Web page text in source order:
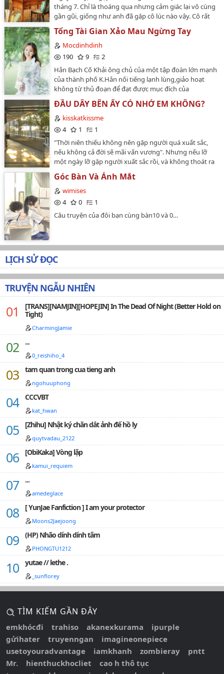
tháng 7. Chỉ là thoáng qua nhưng cảm giác lại vô cùng
gần gũi, giống như anh đã gặp cô lúc nào vậy. Cô rất
khó ưa, cứ như hai người là hai thái cực khác nhau .
Nhưng cô trông rất giống vị hôn thê của mình...và sự
thật là...…
Tổng Tài Gian Xảo Mau Ngừng Tay
Mocdinhdinh
190
9
2
Hắn Bạch Cố Khải ông chủ của một tập đoàn lớn mạnh
của thành phố K.Hắn nối tiếng lạnh lùng,giảo hoạt
không từ thủ đoạn để đạt được mục đích của
mình.Xung quanh hắn bao quanh mĩ nữ,phong
lưu,phóng túng thay đổi người tình như chớp
mắt.Hắn còn là thủ lĩnh của một tổ chức mafia ngầm
có tiếng trên thế giới.Tính tình lãnh bạc,máu lạnh và
đó là trò đùa qua đường nhưng khi hắn gặp được cô
Phương Thanh Đình mọi chuyện đã thay đổi...Cô
Phương Thanh Đình mới tốt nghiệp đại học khoa kinh
tế hiện giờ đang thất nghiệp ăn cơm chùa của bố
làm cô không may lại đụng phải chiếc xe thể thao đắt
tiền của một thiếu gia giàu có nào đó,vì không có tiền
bồi thường nên cô phải chấp nhận làm người hầu cho
hắn mà không biết mình đã rơi vào tròng từ lúc nào
lắp bắp,tay chân bủn rủn nhưng vẫn cương quyết
hùng hổ_Thì sao,muốn bồi thường?_Cô mồ hôi chảy
đầm đìahắn trầm mặc quan sát cô từ trên xuống
dưới,lắc đầu than nhẹ_Dựa vào bộ dạng này cô muốn
bồi thường sao?_Hắn vẫn lạnh băng nói chậm rãi
nhưng mà rõ ràng.........._Làm người hầu cho tôi một
năm để trả nợ đồng thời tôi sẽ thêm tiền lương cho
tuyệt_Đồng ý!Chỉ duy nhất một năm._Cô không suy
nghĩ trả lời hắn...........Không biết câu chuyện sẽ tiếp tục
ĐẦU DÂY BÊN ẤY CÓ NHỚ EM KHÔNG?
kisskatkissme
4
1
1
"Thời niên thiếu không nên gặp người quá xuất sắc,
nếu không cả đời sẽ mãi vấn vương". Nhưng nếu lỡ
một ngày lỡ gặp người xuất sắc rồi, và không thoát ra
được thì phải làm sao? Có những bức thư viết mãi
không dám gửi, thế nên nhờ gió gửi đến anh phương
xa…
Góc Bàn Và Ánh Mắt
wimises
4
0
1
Câu truyện của đôi bạn cùng bàn10 và 0…
LỊCH SỬ ĐỌC
TRUYỆN NGẪU NHIÊN
[TRANS][NAMJIN][HOPEJIN] In The Dead Of Night (Better Hold on
Tight)
CharmingJamie
...
0_reishiho_4
tam quan trong cua tieng anh
ngohuuphong
CCCVBT
kat_hwan
[Zhihu] Nhật ký chăn dắt ảnh đế hồ ly
quytvadau_2122
[ObiKaka] Vòng lặp
kamui_requiem
...
amedeglace
[ YunJae Fanfiction ] I am your protector
Moons2Jaejoong
(HP) Nhão dính dính tâm
PHONGTU1212
yutae // lethe .
_sunflorey
TÌM KIẾM GẦN ĐÂY
emkhócđi trahiso akanexkurama
ipurple
gửihater
truyenngan
imagineonepiece
usetoyouradvantage
iamkhanh zombieray
pntt
Mr.
hienthuckhocliet
cao h thô tục